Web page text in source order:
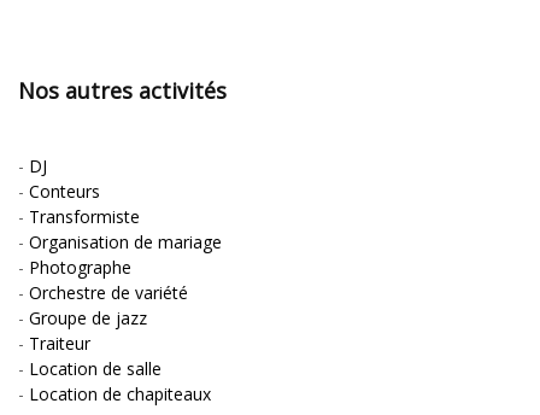
Nos autres activités
- DJ
- Conteurs
- Transformiste
- Organisation de mariage
- Photographe
- Orchestre de variété
- Groupe de jazz
- Traiteur
- Location de salle
- Location de chapiteaux